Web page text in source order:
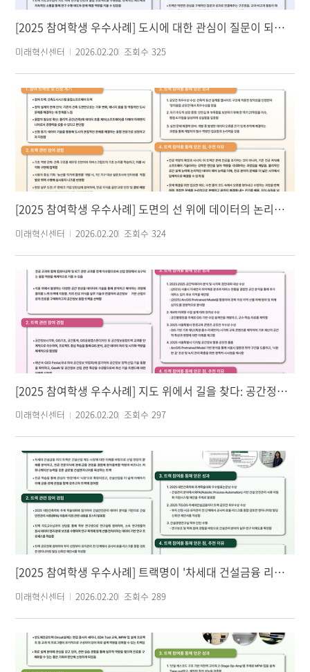
[2025 참여학생 우수사례] 도시에 대한 관심이 질문이 되고, 연구가 되기까지
미래혁신센터 2026.02.20 조회수 325
[2025 참여학생 우수사례] 도면의 선 위에 데이터의 논리를 심다: 건축공학도가 소프트웨어로 설계한 미래
미래혁신센터 2026.02.20 조회수 324
[2025 참여학생 우수사례] 지도 위에서 길을 찾다: 공간정보융합트랙
미래혁신센터 2026.02.20 조회수 297
[2025 참여학생 우수사례] 트랙명이 '차세대 건설금융 리더'인 이유
미래혁신센터 2026.02.20 조회수 289